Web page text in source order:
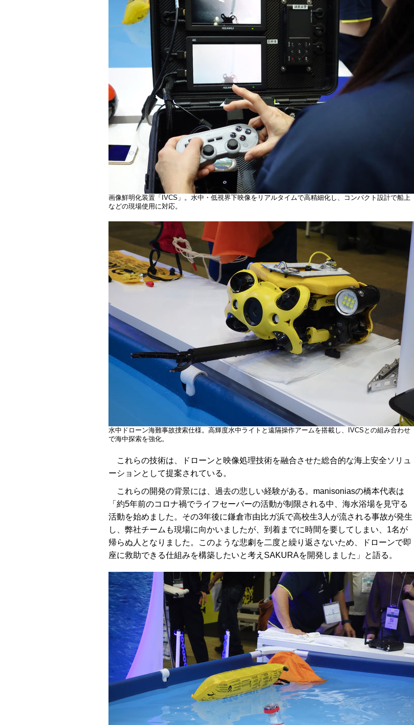
画像鮮明化装置「IVCS」。水中・低視界下映像をリアルタイムで高精細化し、コンパクト設計で船上
などの現場使用に対応。
水中ドローン海難事故捜索仕様。高輝度水中ライトと遠隔操作アームを搭載し、IVCSとの組み合わせ
で海中探索を強化。
これらの技術は、ドローンと映像処理技術を融合させた総合的な海上安全ソリュ
ーションとして提案されている。
これらの開発の背景には、過去の悲しい経験がある。manisoniasの橋本代表は
「約5年前のコロナ禍でライフセーバーの活動が制限される中、海水浴場を見守る
活動を始めました。その3年後に鎌倉市由比ガ浜で高校生3人が流される事故が発生
し、弊社チームも現場に向かいましたが、到着までに時間を要してしまい、1名が
帰らぬ人となりました。このような悲劇を二度と繰り返さないため、ドローンで即
座に救助できる仕組みを構築したいと考えSAKURAを開発しました」と語る。